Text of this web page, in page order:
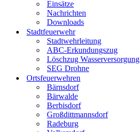
Einsätze
Nachrichten
Downloads
Stadtfeuerwehr
Stadtwehrleitung
ABC-Erkundungszug
Löschzug Wasserversorgung
SEG Drohne
Ortsfeuerwehren
Bärnsdorf
Bärwalde
Berbisdorf
Großdittmannsdorf
Radeburg